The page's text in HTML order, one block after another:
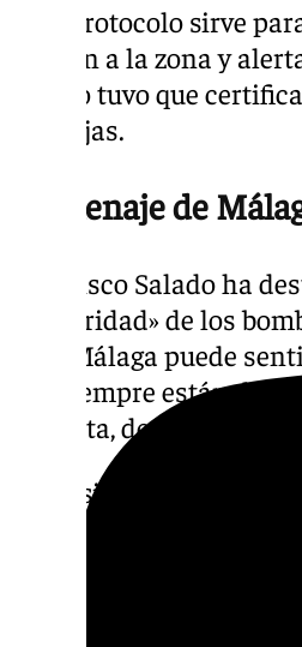
Este protocolo sirve
acudan a la zona y
equipo tuvo que
dos hijas.
Homenaje de
Francisco Salado ha
solidaridad» de los
que «Málaga puede
que siempre están
necesita, dentro y fuera
El presidente de la